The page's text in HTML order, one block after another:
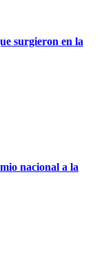
surgieron en la
nacional a la